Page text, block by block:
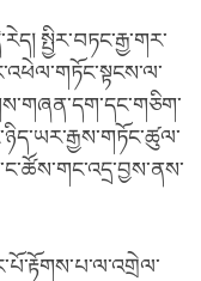
སྤྱིར་བཏང་རྒྱ་གར་